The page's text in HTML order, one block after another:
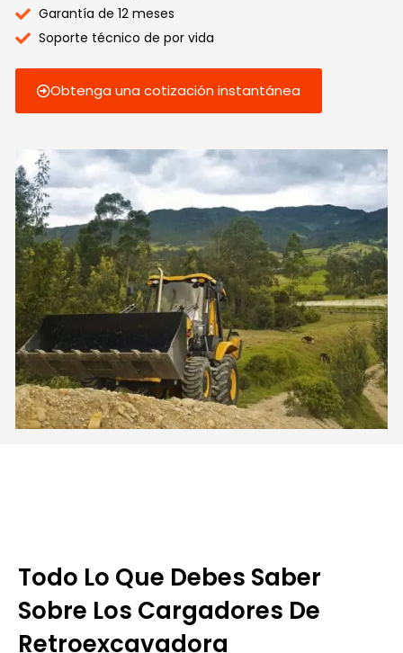
Garantía de 12 meses
Soporte técnico de por vida
Obtenga una cotización instantánea
Todo Lo Que Debes Saber
Sobre Los Cargadores De
Retroexcavadora